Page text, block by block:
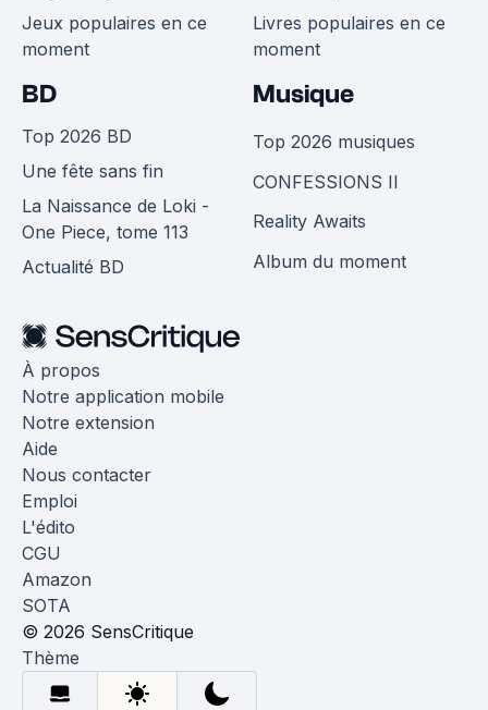
Jeux populaires en ce
moment
Livres populaires en ce
moment
BD
Top 2026 BD
Une fête sans fin
La Naissance de Loki -
One Piece, tome 113
Actualité BD
Musique
Top 2026 musiques
CONFESSIONS II
Reality Awaits
Album du moment
À propos
Notre application mobile
Notre extension
Aide
Nous contacter
Emploi
L'édito
CGU
Amazon
SOTA
© 2026 SensCritique
Thème